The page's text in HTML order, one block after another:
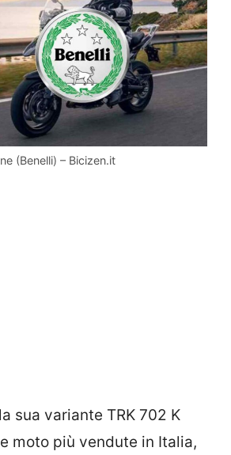
(Benelli) – Bicizen.it
sua variante TRK 702 K
moto più vendute in Italia,